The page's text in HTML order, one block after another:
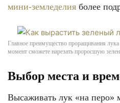
мини-земледелия более
Главное преимущество проращивания
момент сможете нарезать проросшую
Выбор места и
Высаживать лук «на перо»